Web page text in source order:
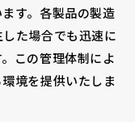
す。各製品の製造
た場合でも迅速に
この管理体制によ
境を提供いたしま